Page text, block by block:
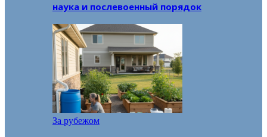
наука и послевоенный порядок
За рубежом